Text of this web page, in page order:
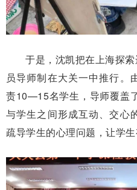
于是，沈凯把在上海探
员导师制在大关一中推行。
责10—15名学生，导师覆盖
与学生之间形成互动、交心
疏导学生的心理问题，让学生